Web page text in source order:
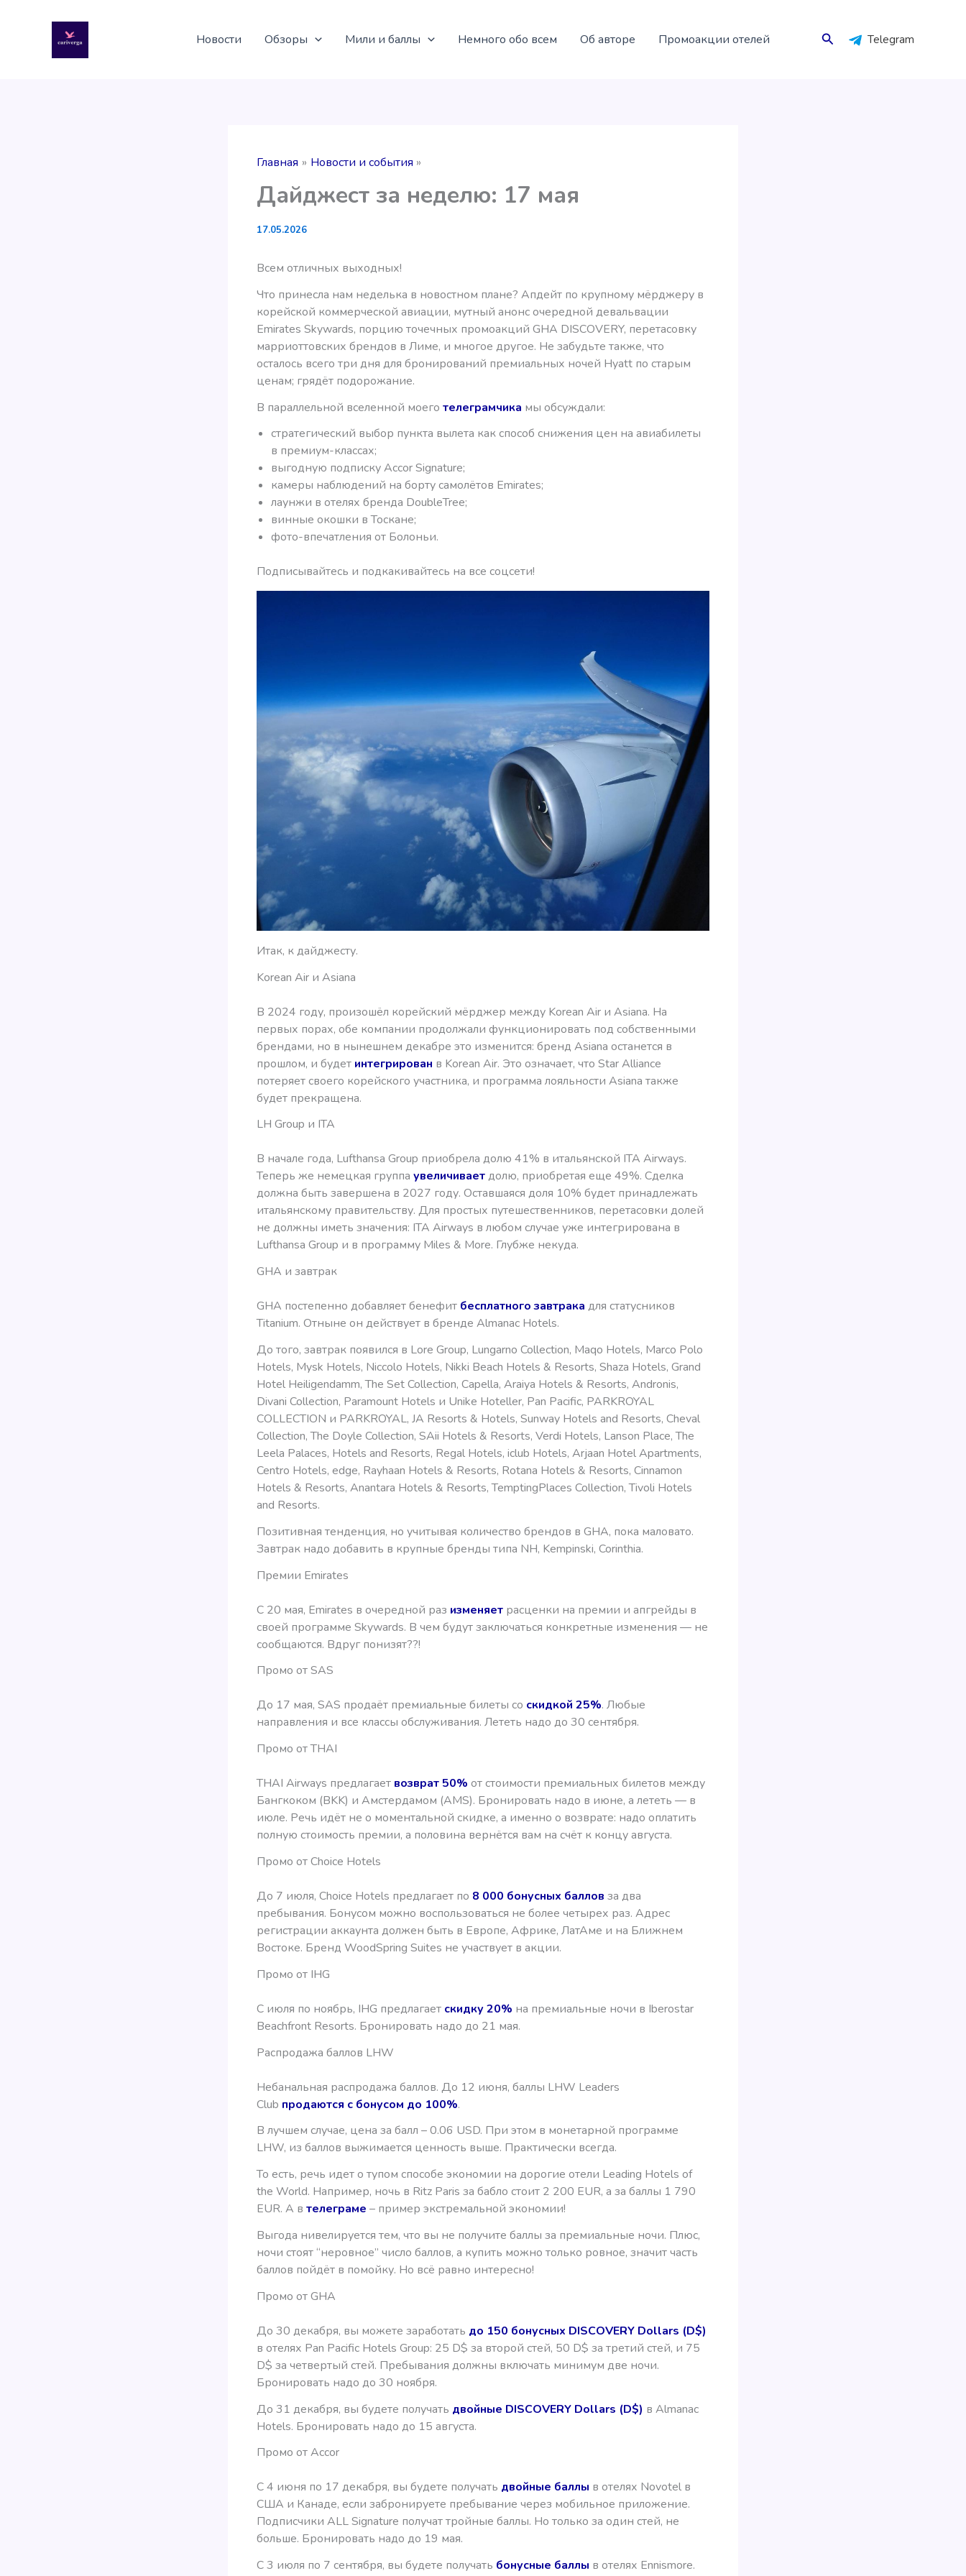
содержимому
Новости Обзоры Мили и баллы Немного обо всем Об авторе Промоакции отелей Поиск Telegram
Главная Новости и события
Дайджест за неделю: 17 мая
17.05.2026
Всем отличных выходных!
Что принесла нам неделька в новостном плане? Апдейт по крупному мёрджеру в
корейской коммерческой авиации, мутный анонс очередной девальвации
Emirates Skywards, порцию точечных промоакций GHA DISCOVERY, перетасовку
марриоттовских брендов в Лиме, и многое другое. Не забудьте также, что
осталось всего три дня для бронирований премиальных ночей Hyatt по старым
ценам; грядёт подорожание.
В параллельной вселенной моего телеграмчика мы обсуждали:
стратегический выбор пункта вылета как способ снижения цен на авиабилеты
в премиум-классах;
выгодную подписку Accor Signature;
камеры наблюдений на борту самолётов Emirates;
лаунжи в отелях бренда DoubleTree;
винные окошки в Тоскане;
фото-впечатления от Болоньи.
Подписывайтесь и подкакивайтесь на все соцсети!
Итак, к дайджесту.
Korean Air и Asiana
В 2024 году, произошёл корейский мёрджер между Korean Air и Asiana. На
первых порах, обе компании продолжали функционировать под собственными
брендами, но в нынешнем декабре это изменится: бренд Asiana останется в
прошлом, и будет интегрирован в Korean Air. Это означает, что Star Alliance
потеряет своего корейского участника, и программа лояльности Asiana также
будет прекращена.
LH Group и ITA
В начале года, Lufthansa Group приобрела долю 41% в итальянской ITA Airways.
Теперь же немецкая группа увеличиваетдолю, приобретая еще 49%. Сделка
должна быть завершена в 2027 году. Оставшаяся доля 10% будет принадлежать
итальянскому правительству. Для простых путешественников, перетасовки долей
не должны иметь значения: ITA Airways в любом случае уже интегрирована в
Lufthansa Group и в программу Miles & More. Глубже некуда.
GHA и завтрак
GHA постепенно добавляет бенефит бесплатного завтрака для статусников
Titanium. Отныне он действует в бренде Almanac Hotels.
До того, завтрак появился в Lore Group, Lungarno Collection, Maqo Hotels, Marco Polo
Hotels, Mysk Hotels, Niccolo Hotels, Nikki Beach Hotels & Resorts, Shaza Hotels, Grand
Hotel Heiligendamm, The Set Collection, Capella, Araiya Hotels & Resorts, Andronis,
Divani Collection, Paramount Hotels и Unike Hoteller, Pan Pacific, PARKROYAL
COLLECTION и PARKROYAL, JA Resorts & Hotels, Sunway Hotels and Resorts, Cheval
Collection, The Doyle Collection, SAii Hotels & Resorts, Verdi Hotels, Lanson Place, The
Leela Palaces, Hotels and Resorts, Regal Hotels, iclub Hotels, Arjaan Hotel Apartments,
Centro Hotels, edge, Rayhaan Hotels & Resorts, Rotana Hotels & Resorts, Cinnamon
Hotels & Resorts, Anantara Hotels & Resorts, TemptingPlaces Collection, Tivoli Hotels
and Resorts.
Позитивная тенденция, но учитывая количество брендов в GHA, пока маловато.
Завтрак надо добавить в крупные бренды типа NH, Kempinski, Corinthia.
Премии Emirates
С 20 мая, Emirates в очередной раз изменяет расценки на премии и апгрейды в
своей программе Skywards. В чем будут заключаться конкретные изменения — не
сообщаются. Вдруг понизят??!
Промо от SAS
До 17 мая, SAS продаёт премиальные билеты со скидкой 25%. Любые
направления и все классы обслуживания. Лететь надо до 30 сентября.
Промо от THAI
THAI Airways предлагает возврат 50% от стоимости премиальных билетов между
Бангкоком (BKK) и Амстердамом (AMS). Бронировать надо в июне, а лететь — в
июле. Речь идёт не о моментальной скидке, а именно о возврате: надо оплатить
полную стоимость премии, а половина вернётся вам на счёт к концу августа.
Промо от Choice Hotels
До 7 июля, Choice Hotels предлагает по 8 000 бонусных баллов за два
пребывания. Бонусом можно воспользоваться не более четырех раз. Адрес
регистрации аккаунта должен быть в Европе, Африке, ЛатАме и на Ближнем
Востоке. Бренд WoodSpring Suites не участвует в акции.
Промо от IHG
С июля по ноябрь, IHG предлагает скидку 20% на премиальные ночи в Iberostar
Beachfront Resorts. Бронировать надо до 21 мая.
Распродажа баллов LHW
Небанальная распродажа баллов. До 12 июня, баллы LHW Leaders
Club продаются с бонусом до 100%.
В лучшем случае, цена за балл – 0.06 USD. При этом в монетарной программе
LHW, из баллов выжимается ценность выше. Практически всегда.
То есть, речь идет о тупом способе экономии на дорогие отели Leading Hotels of
the World. Например, ночь в Ritz Paris за бабло стоит 2 200 EUR, а за баллы 1 790
EUR. А в телеграме – пример экстремальной экономии!
Выгода нивелируется тем, что вы не получите баллы за премиальные ночи. Плюс,
ночи стоят “неровное” число баллов, а купить можно только ровное, значит часть
баллов пойдёт в помойку. Но всё равно интересно!
Промо от GHA
До 30 декабря, вы можете заработать до 150 бонусных DISCOVERY Dollars (D$)
в отелях Pan Pacific Hotels Group: 25 D$ за второй стей, 50 D$ за третий стей, и 75
D$ за четвертый стей. Пребывания должны включать минимум две ночи.
Бронировать надо до 30 ноября.
До 31 декабря, вы будете получать двойные DISCOVERY Dollars (D$) в Almanac
Hotels. Бронировать надо до 15 августа.
Промо от Accor
С 4 июня по 17 декабря, вы будете получать двойные баллы в отелях Novotel в
США и Канаде, если забронируете пребывание через мобильное приложение.
Подписчики ALL Signature получат тройные баллы. Но только за один стей, не
больше. Бронировать надо до 19 мая.
С 3 июля по 7 сентября, вы будете получать бонусные баллы в отелях Ennismore.